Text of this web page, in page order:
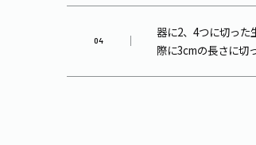
器に2、4つに切った
際に3cmの長さに切